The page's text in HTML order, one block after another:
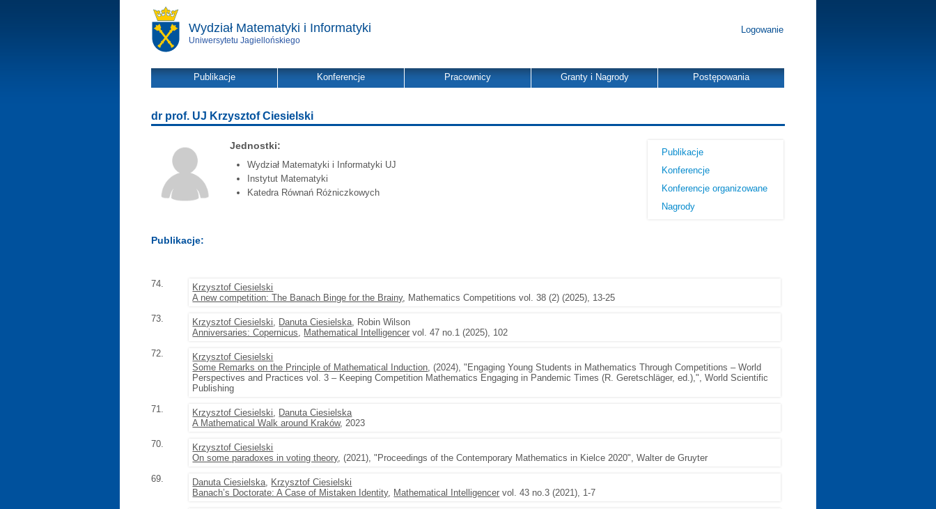
Wydział Matematyki i Informatyki
Uniwersytetu Jagiellońskiego
Logowanie
Publikacje Konferencje Pracownicy Granty i Nagrody Postępowania
dr prof. UJ Krzysztof Ciesielski
Jednostki:
Wydział Matematyki i Informatyki UJ
Instytut Matematyki
Katedra Równań Różniczkowych
Publikacje
Konferencje
Konferencje organizowane
Nagrody
Publikacje:
74.
Krzysztof Ciesielski
A new competition: The Banach Binge for the Brainy, Mathematics Competitions vol. 38 (2) (2025), 13-25
73.
Krzysztof Ciesielski, Danuta Ciesielska, Robin Wilson
Anniversaries: Copernicus, Mathematical Intelligencer vol. 47 no.1 (2025), 102
72.
Krzysztof Ciesielski
Some Remarks on the Principle of Mathematical Induction, (2024), "Engaging Young Students in Mathematics Through Competitions – World
Perspectives and Practices vol. 3 – Keeping Competition Mathematics Engaging in Pandemic Times (R. Geretschläger, ed.),", World Scientific
Publishing
71.
Krzysztof Ciesielski, Danuta Ciesielska
A Mathematical Walk around Kraków, 2023
70.
Krzysztof Ciesielski
On some paradoxes in voting theory, (2021), "Proceedings of the Contemporary Mathematics in Kielce 2020", Walter de Gruyter
69.
Danuta Ciesielska, Krzysztof Ciesielski
Banach’s Doctorate: A Case of Mistaken Identity, Mathematical Intelligencer vol. 43 no.3 (2021), 1-7